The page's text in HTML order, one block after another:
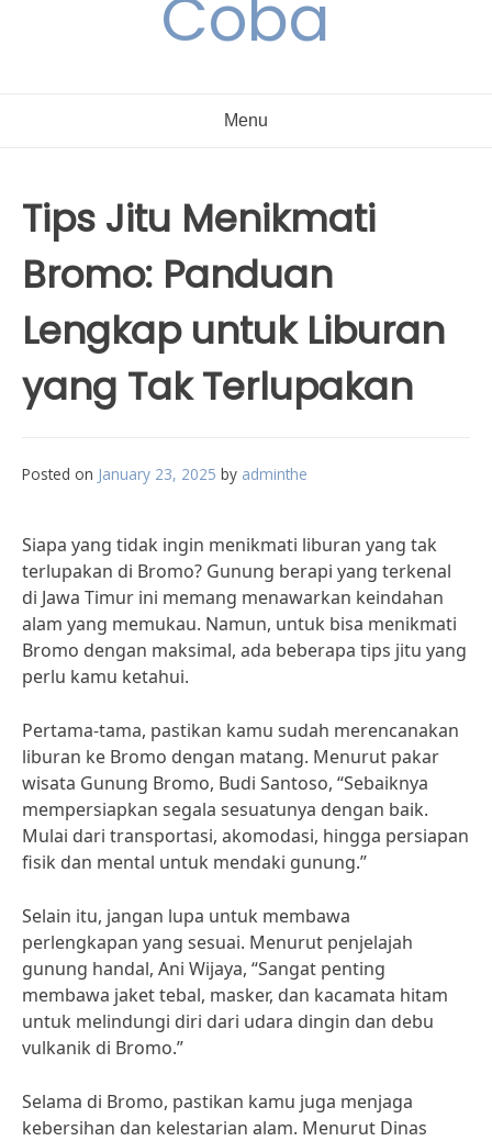
Coba
Menu
Tips Jitu Menikmati
Bromo: Panduan
Lengkap untuk Liburan
yang Tak Terlupakan
Posted on January 23, 2025 by adminthe
Siapa yang tidak ingin menikmati liburan yang tak
terlupakan di Bromo? Gunung berapi yang terkenal
di Jawa Timur ini memang menawarkan keindahan
alam yang memukau. Namun, untuk bisa menikmati
Bromo dengan maksimal, ada beberapa tips jitu yang
perlu kamu ketahui.
Pertama-tama, pastikan kamu sudah merencanakan
liburan ke Bromo dengan matang. Menurut pakar
wisata Gunung Bromo, Budi Santoso, “Sebaiknya
mempersiapkan segala sesuatunya dengan baik.
Mulai dari transportasi, akomodasi, hingga persiapan
fisik dan mental untuk mendaki gunung.”
Selain itu, jangan lupa untuk membawa
perlengkapan yang sesuai. Menurut penjelajah
gunung handal, Ani Wijaya, “Sangat penting
membawa jaket tebal, masker, dan kacamata hitam
untuk melindungi diri dari udara dingin dan debu
vulkanik di Bromo.”
Selama di Bromo, pastikan kamu juga menjaga
kebersihan dan kelestarian alam. Menurut Dinas